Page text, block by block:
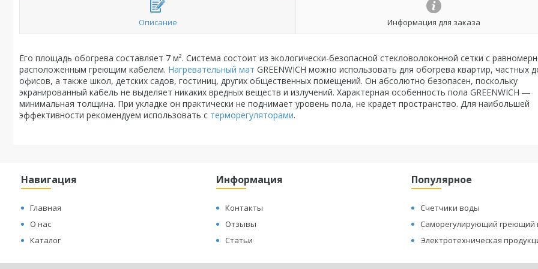
Описание Информация для заказа
Его площадь обогрева составляет 7 м². Система состоит из экологически-безопасной стекловолоконной сетки с
расположенным греющим кабелем. Нагревательный мат GREENWICH можно использовать для обогрева квартир, частных
офисов, а также школ, детских садов, гостиниц, других общественных помещений. Он абсолютно безопасен, поскольку
экранированный кабель не выделяет никаких вредных веществ и излучений. Характерная особенность пола GREENWICH ―
минимальная толщина. При укладке он практически не поднимает уровень пола, не крадет пространство. Для наибольшей
эффективности рекомендуем использовать с терморегуляторами.
Навигация
Главная
О нас
Каталог
Информация
Контакты
Отзывы
Статьи
Популярное
Счетчики воды
Саморегулирующий греющий
Электротехническая